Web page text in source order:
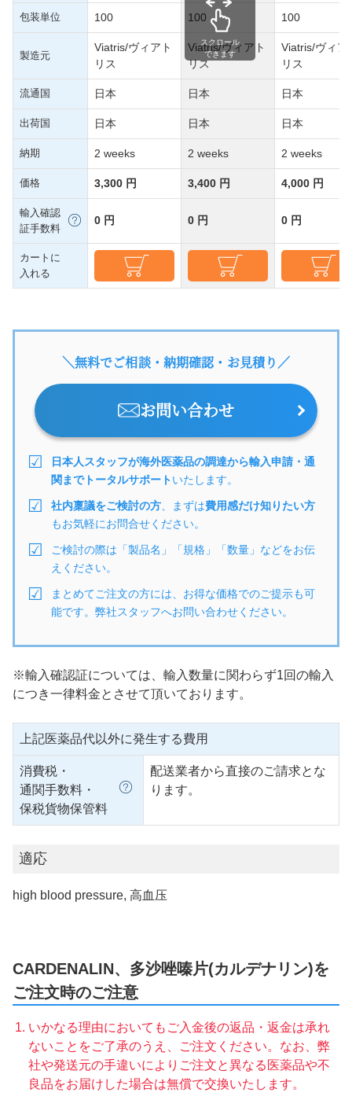
包装単位 100 100 100
製造元
Viatris/ヴィアト
リス
Viatris/ヴィアト
リス
Viatris/ヴィア
リス
流通国 日本 日本 日本
出荷国 日本 日本 日本
納期 2 weeks 2 weeks 2 weeks
価格 3,300 円 3,400 円 4,000 円
輸入確認
証手数料
0 円 0 円 0 円
カートに
入れる
スクロール
できます
＼無料でご相談・納期確認・お見積り／
お問い合わせ
日本人スタッフが海外医薬品の調達から輸入申請・通
関までトータルサポートいたします。
社内稟議をご検討の方 、まずは費用感だけ知りたい方
もお気軽にお問合せください。
ご検討の際は「製品名」「規格」「数量」などをお伝
えください。
まとめてご注文の方には、お得な価格でのご提示も可
能です。弊社スタッフへお問い合わせください。
※輸入確認証については、輸入数量に関わらず1回の輸入
につき一律料金とさせて頂いております。
上記医薬品代以外に発生する費用
消費税・
通関手数料・
保税貨物保管料
配送業者から直接のご請求とな
ります。
適応
high blood pressure, 高血压
CARDENALIN、多沙唑嗪片(カルデナリン)を
ご注文時のご注意
いかなる理由においてもご入金後の返品・返金は承れ
ないことをご了承のうえ、ご注文ください。なお、弊
社や発送元の手違いによりご注文と異なる医薬品や不
良品をお届けした場合は無償で交換いたします。